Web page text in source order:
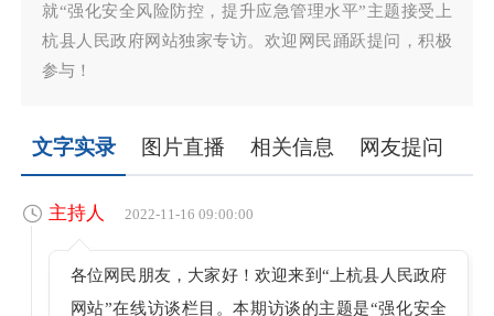
就“强化安全风险防控，提升应急管理水平”主题接受上
杭县人民政府网站独家专访。欢迎网民踊跃提问，积极
参与！
文字实录 图片直播 相关信息 网友提问
主持人 2022-11-16 09:00:00
各位网民朋友，大家好！欢迎来到“上杭县人民政府
网站”在线访谈栏目。本期访谈的主题是“强化安全